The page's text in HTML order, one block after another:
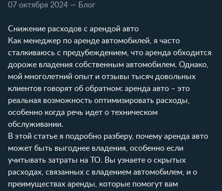
07 октября 2024 — Блог
Снижение расходов с арендой авто
Как менеджер по аренде автомобилей, я часто
сталкиваюсь с предубеждением, что аренда обходится
дороже владения собственным автомобилем. Однако,
мой многолетний опыт и отзывы тысяч довольных
клиентов говорят об обратном: аренда авто – это
реальная возможность оптимизировать расходы,
особенно когда речь идет о техническом
обслуживании.
В этой статье я подробно разберу, почему аренда авто
может быть выгоднее владения, особенно если
учитывать затраты на ТО. Вы узнаете о скрытых
расходах, связанных с владением автомобилем, и о
преимуществах аренды, которые помогут вам